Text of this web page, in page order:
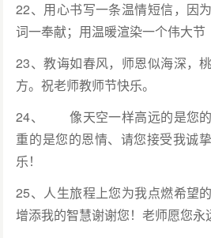
22、用心书写一条温情短信，因
词一奉献；用温暖渲染一个伟大节
23、教诲如春风，师恩似海深，
方。祝老师教师节快乐。
24、 像天空一样高远的是您的
重的是您的恩情、请您接受我诚
乐！
25、人生旅程上您为我点燃希望
增添我的智慧谢谢您！老师愿您永